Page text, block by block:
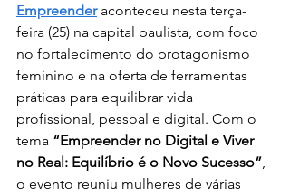
Empreender aconteceu nesta terça-
feira (25) na capital paulista, com foco
no fortalecimento do protagonismo
feminino e na oferta de ferramentas
práticas para equilibrar vida
profissional, pessoal e digital. Com o
tema “Empreender no Digital e Viver
no Real: Equilíbrio é o Novo Sucesso”
o evento reuniu mulheres de várias